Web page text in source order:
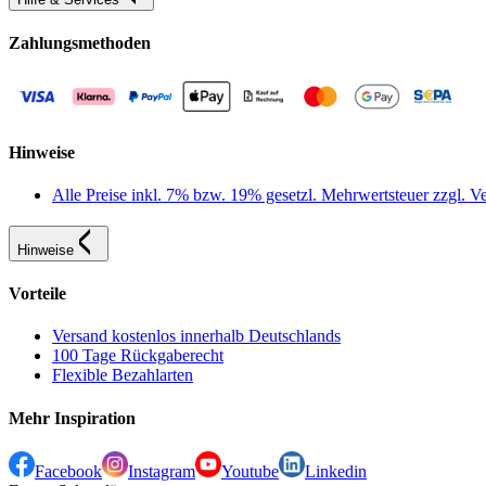
Zahlungsmethoden
Hinweise
Alle Preise inkl. 7% bzw. 19% gesetzl. Mehrwertsteuer zzgl.
Hinweise
Vorteile
Versand kostenlos innerhalb Deutschlands
100 Tage Rückgaberecht
Flexible Bezahlarten
Mehr Inspiration
Facebook Instagram Youtube
Linkedin